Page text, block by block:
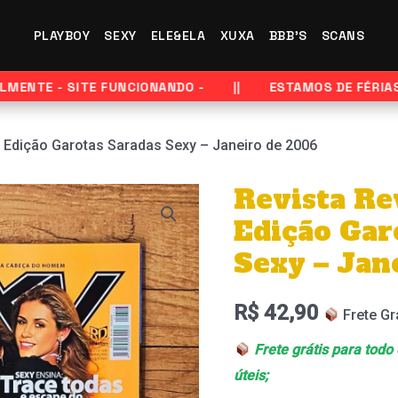
PLAYBOY SEXY ELE&ELA XUXA BBB'S SCANS
- SITE FUNCIONANDO - ESTAMOS DE FÉRIAS
Edição Garotas Saradas Sexy – Janeiro de 2006
Revista
Edição
Sexy –
R$ 42,90 Frete
Frete grátis para todo
úteis;